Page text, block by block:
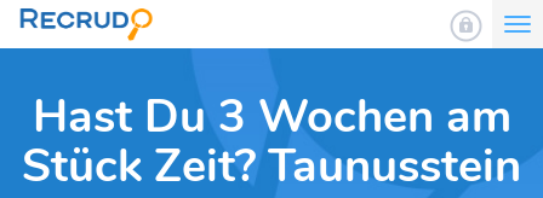
Hast Du 3 Wochen am
Stück Zeit? Taunusstein